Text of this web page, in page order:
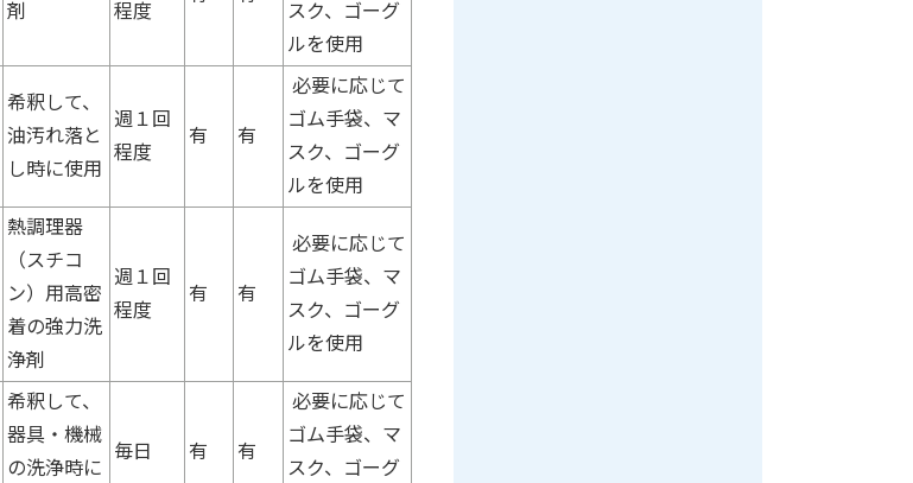
剤
程度
スク、ゴーグ
ルを使用
希釈して、
油汚れ落と
し時に使用
週１回
程度
有 有
必要に応じて
ゴム手袋、マ
スク、ゴーグ
ルを使用
熱調理器
（スチコ
ン）用高密
着の強力洗
浄剤
週１回
程度
有 有
必要に応じて
ゴム手袋、マ
スク、ゴーグ
ルを使用
希釈して、
器具・機械
の洗浄時に
毎日 有 有
必要に応じて
ゴム手袋、マ
スク、ゴーグ